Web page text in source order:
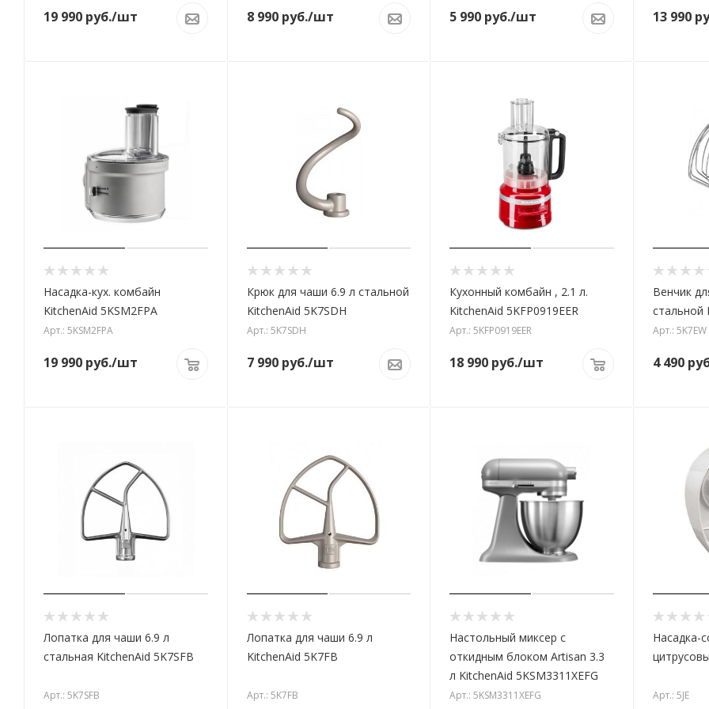
19 990 руб./шт 8 990руб./шт 5 990 руб./шт 13 990
Насадка-кух. комбайн
KitchenAid 5KSM2FPA
Арт.: 5KSM2FPA
19 990 руб./шт
Крюк для чаши 6.9 л стальной
KitchenAid 5K7SDH
Арт.: 5K7SDH
7 990руб./шт
Кухонный комбайн , 2.1 л.
KitchenAid 5KFP0919EER
Арт.: 5KFP0919EER
18 990 руб./шт
Венчик
стальной
Арт.: 5K7EW
4 490
Лопатка для чаши 6.9 л
стальная KitchenAid 5K7SFB
Арт.: 5K7SFB
Лопатка для чаши 6.9 л
KitchenAid 5K7FB
Арт.: 5K7FB
Настольный миксер с
откидным блоком Artisan 3.3
л KitchenAid 5KSM3311XEFG
Арт.: 5KSM3311XEFG
Насадка-
Арт.: 5JE